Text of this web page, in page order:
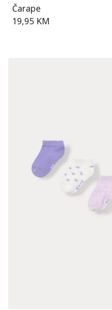
Čarape
19,95 KM